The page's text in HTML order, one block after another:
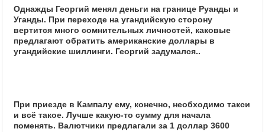
Архив
Фототоп
Однажды Георгий менял деньги на границе Руанды и
Уганды. При переходе на угандийскую сторону
вертится много сомнительных личностей, каковые
предлагают обратить американские доллары в
угандийские шиллинги. Георгий задумался..
При приезде в Кампалу ему, конечно, необходимо такси
и всё такое. Лучше какую-то сумму для начала
поменять. Валютчики предлагали за 1 доллар 3600